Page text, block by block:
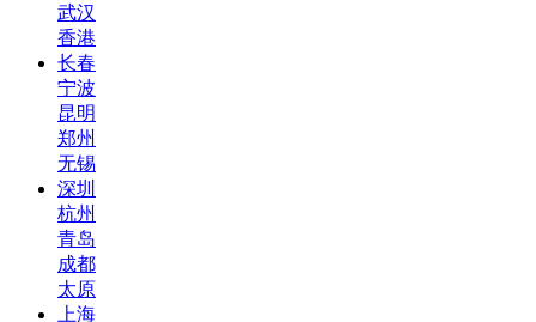
武汉
香港
长春
宁波
昆明
郑州
无锡
深圳
杭州
青岛
成都
太原
上海